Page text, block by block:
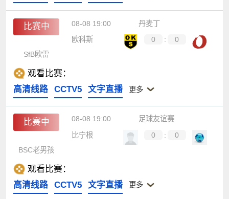
比赛中 08-08 19:00
丹麦丁
欧科斯
0 :
0
SfB欧雷
观看比赛：
高清线路
CCTV5 文字直播 更多
比赛中 08-08 19:00
足球友谊赛
比宁根
0 :
0
BSC老男孩
观看比赛：
高清线路
CCTV5 文字直播 更多